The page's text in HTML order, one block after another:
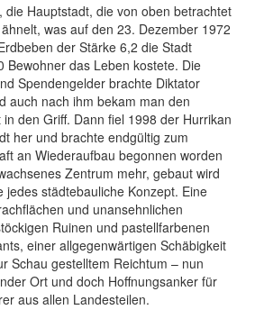
, die Hauptstadt, die von oben betrachtet
was auf den 23. Dezember 1972
der Stärke 6,2 die Stadt
Bewohner das Leben kostete. Die
Spendengelder brachte Diktator
auch nach ihm bekam man den
den Griff. Dann fiel 1998 der Hurrikan
her und brachte endgültig zum
an Wiederaufbau begonnen worden
Zentrum mehr, gebaut wird
jedes städtebauliche Konzept. Eine
und unansehnlichen
Ruinen und pastellfarbenen
einer allgegenwärtigen Schäbigkeit
Schau gestelltem Reichtum – nun
Ort und doch Hoffnungsanker für
aus allen Landesteilen.